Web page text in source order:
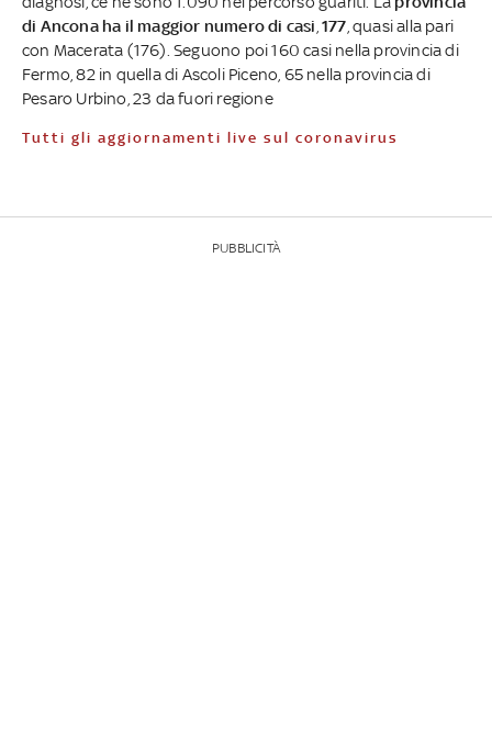
di Ancona ha il maggior numero di casi,177, quasi alla pari
con Macerata (176). Seguono poi 160 casi nella provincia di
Fermo, 82 in quella di Ascoli Piceno, 65 nella provincia di
Pesaro Urbino, 23 da fuori regione
Tutti gli aggiornamenti live sul coronavirus
PUBBLICITÀ